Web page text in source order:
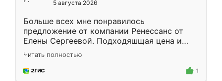
5 августа 2026
Больше всех мне понравилось
предложение от компании Ренессанс от
Елены Сергеевой. Подходяшщая цена и
короткие сроки изготовления. Приехавший
для замера сотрудник Владислав
предложил по моему эскизу самый
Читать полностью
1